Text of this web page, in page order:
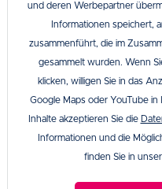
und deren Werbepartner
Informationen speichert,
zusammenführt, die im
gesammelt wurden. Wenn
klicken, willigen Sie in das
Google Maps oder YouTube
Inhalte akzeptieren Sie die
Informationen und die
finden Sie in